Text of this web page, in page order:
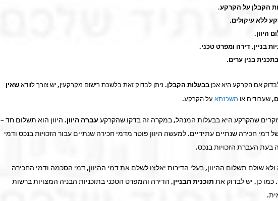
הקבלן על הקרקע.
ללא עיקולים.
היוון.
בניין, דירה ומפרט טכני.
בתכנית בנין ערים.
אם הקרקע היא אכן בבעלות הקבלן. ניתן לבדוק זאת בלשכת רישום מקרקעין, יש צורך לוודאשאין
, שעבודים או משכנתא על הקרקע.
שהקרקע היא בבעלות המנהל, במקרה זה בדקו שהקרקע עברה היוון. היוון הוא תשלום חד –
דמי חכירה שנתיים עתידיים. למעשה היוון פוטר מדמי חכירה שנתיים עבור הזכויות בנכס ודמי
בעת העברת הזכויות בנכס.
שולם תשלום ההיוון, בעלי הדירות יאלצו לשלם את דמי ההיוון, דמי הסכמה ודמי החכירה
כמו כן, יש לבדוק את תוכנית הבניין, הדירה והמפרט הטכני בתוכניות הבניה המצויות ברשות